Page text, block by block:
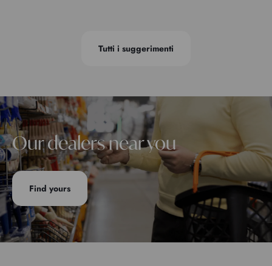
Tutti i suggerimenti
Our dealers near you
Find yours